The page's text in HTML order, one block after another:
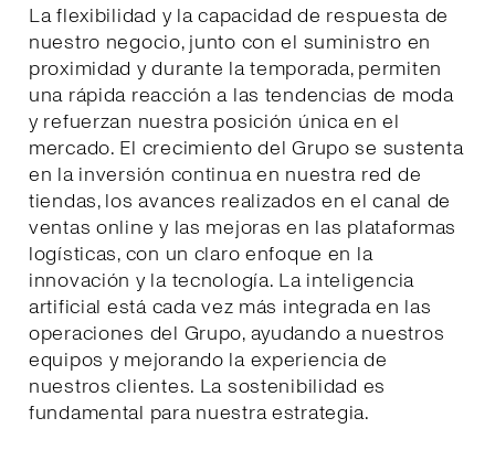
La flexibilidad y la capacidad de respuesta de
nuestro negocio, junto con el suministro en
proximidad y durante la temporada, permiten
una rápida reacción a las tendencias de moda
y refuerzan nuestra posición única en el
mercado. El crecimiento del Grupo se sustenta
en la inversión continua en nuestra red de
tiendas, los avances realizados en el canal de
ventas online y las mejoras en las plataformas
logísticas, con un claro enfoque en la
innovación y la tecnología. La inteligencia
artificial está cada vez más integrada en las
operaciones del Grupo, ayudando a nuestros
equipos y mejorando la experiencia de
nuestros clientes. La sostenibilidad es
fundamental para nuestra estrategia.